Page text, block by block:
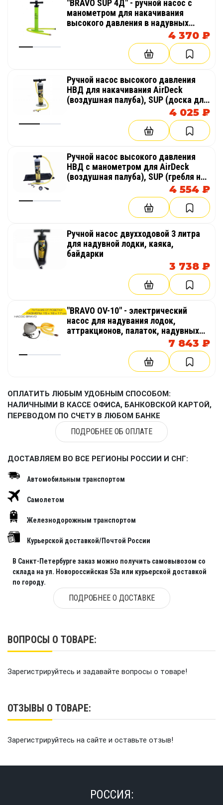
"BRAVO SUP 4Д" - ручной насос с
манометром для накачивания
высокого давления в надувных
изделиях из AirDeck (воздушная
палуба), SUP (гребля на доске стоя)
4 370 ₽
Ручной насос высокого давления
НВД для накачивания AirDeck
(воздушная палуба), SUP (доска для
4 025 ₽
Ручной насос высокого давления
НВД с манометром для AirDeck
(воздушная палуба), SUP (гребля на
4 554 ₽
Ручной насос двухходовой 3 литра
для надувной лодки, каяка,
байдарки
3 738 ₽
"BRAVO OV-10" - электрический
насос для надувания лодок,
аттракционов, палаток, надувных
7 843 ₽
ОПЛАТИТЬ ЛЮБЫМ УДОБНЫМ СПОСОБОМ:
НАЛИЧНЫМИ В КАССЕ ОФИСА, БАНКОВСКОЙ КАРТОЙ,
ПЕРЕВОДОМ ПО СЧЕТУ В ЛЮБОМ БАНКЕ
ПОДРОБНЕЕ ОБ ОПЛАТЕ
ДОСТАВЛЯЕМ ВО ВСЕ РЕГИОНЫ РОССИИ И СНГ:
Автомобильным транспортом
Самолетом
Железнодорожным транспортом
Курьерской доставкой/Почтой России
В Санкт-Петербурге заказ можно получить самовывозом со
склада на ул. Новороссийская 53а или курьерской доставкой
по городу.
ПОДРОБНЕЕ О ДОСТАВКЕ
ВОПРОСЫ О ТОВАРЕ:
Зарегистрируйтесь и задавайте вопросы о товаре!
ОТЗЫВЫ О ТОВАРЕ:
Зарегистрируйтесь на сайте и оставьте отзыв!
РОССИЯ: